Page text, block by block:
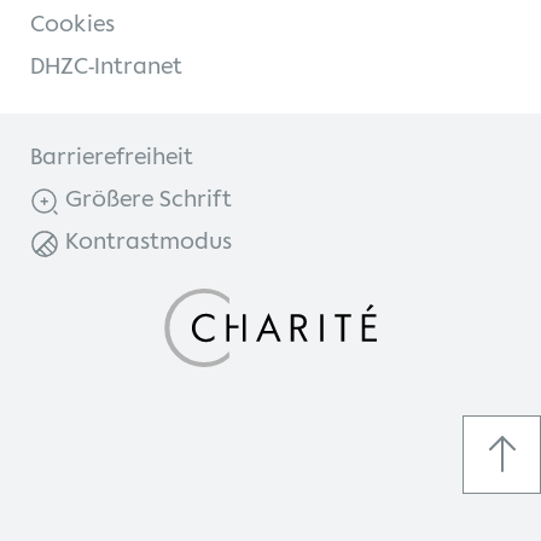
Cookies
DHZC-Intranet
Barrierefreiheit
Größere Schrift
Kontrastmodus